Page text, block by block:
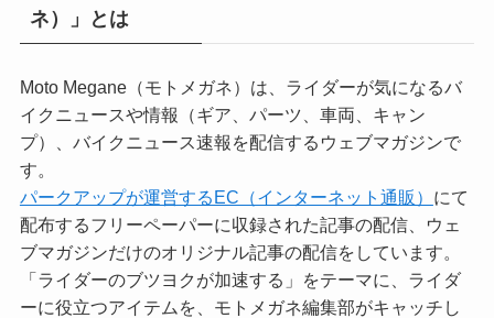
ネ）」とは
Moto Megane（モトメガネ）は、ライダーが気になるバ
イクニュースや情報（ギア、パーツ、車両、キャン
プ）、バイクニュース速報を配信するウェブマガジンで
す。
パークアップが運営するEC（インターネット通販） にて
配布するフリーペーパーに収録された記事の配信、ウェ
ブマガジンだけのオリジナル記事の配信をしています。
「ライダーのブツヨクが加速する」をテーマに、ライダ
ーに役立つアイテムを、モトメガネ編集部がキャッチし